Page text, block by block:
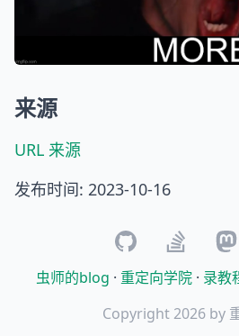
来源
URL 来源
发布时间: 2023-10-16
github
虫师的blog · 重定向学院 · 录教
Copyright 2026 by